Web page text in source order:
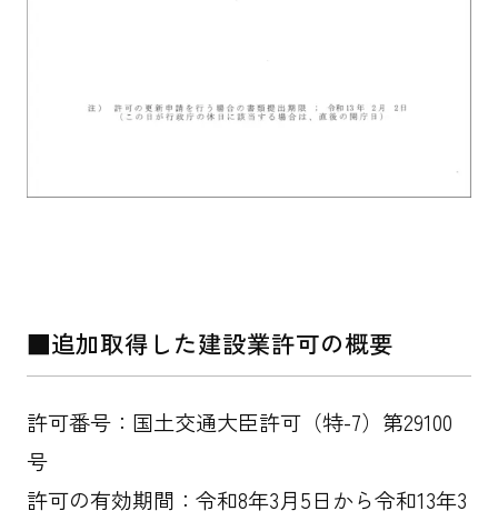
■追加取得した建設業許可の概要
許可番号：国土交通大臣許可（特-7）第29100
号
許可の有効期間：令和8年3月5日から令和13年3